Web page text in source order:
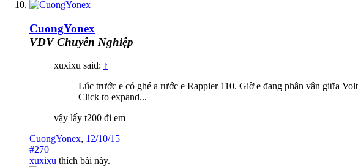
CuongYonex
VĐV Chuyên Nghiệp
xuxixu said: ↑
Lúc trước e có ghé a rước e Rappier 110. Giờ e đang phân vân giữa
Click to expand...
vậy lấy t200 đi em
CuongYonex, 12/10/15
#270
xuxixu thích bài này.